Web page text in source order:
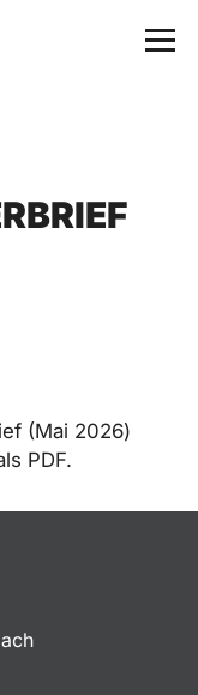
(Mai 2026)
PDF.